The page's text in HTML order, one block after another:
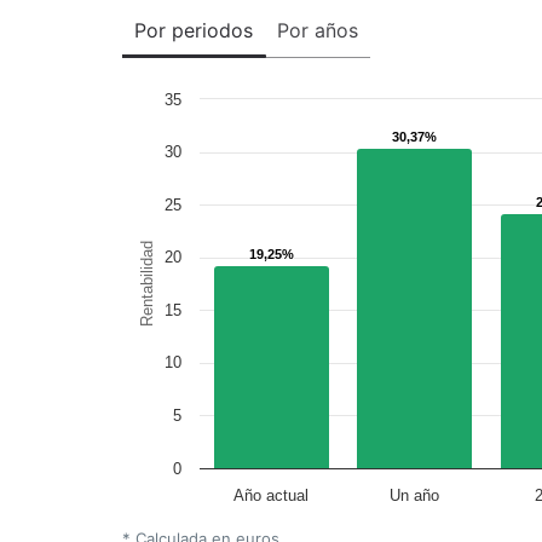
Por periodos Por años
Rentabilidad 19,25%
19,25%
30,37%
30,37%
Año actual Un año
0
5
10
15
20
25
30
35
* Calculada en euros